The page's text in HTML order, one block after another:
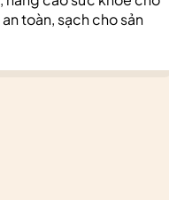
toàn, sạch cho sản